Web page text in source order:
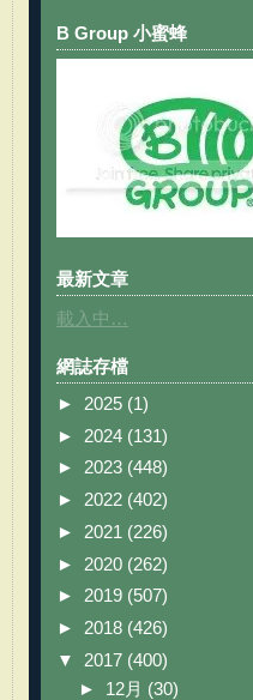
B Group 小蜜蜂
最新文章
載入中…
網誌存檔
► 2025 (1)
► 2024 (131)
► 2023 (448)
► 2022 (402)
► 2021 (226)
► 2020 (262)
► 2019 (507)
► 2018 (426)
▼ 2017 (400)
► 12月 (30)